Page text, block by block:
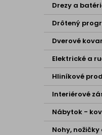
Drezy a
Drôtený
Dverové
Elektrické a
Hliníkové
Interiérové
Nábytok -
Nohy,